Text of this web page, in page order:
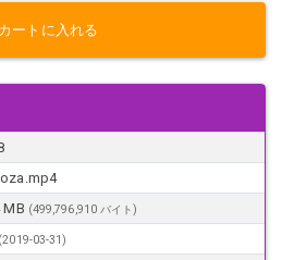
この日も、私服の若い女子たちに混じ
た。そこで、事前に用意した職員かの
首から提げ、声を掛けます。
ますか？」
くするため、一応の身分確認。私の職
こともなく身分確認に応じます。
カートに入れる
MB (499,796,910 バイト)
(2019-03-31 )